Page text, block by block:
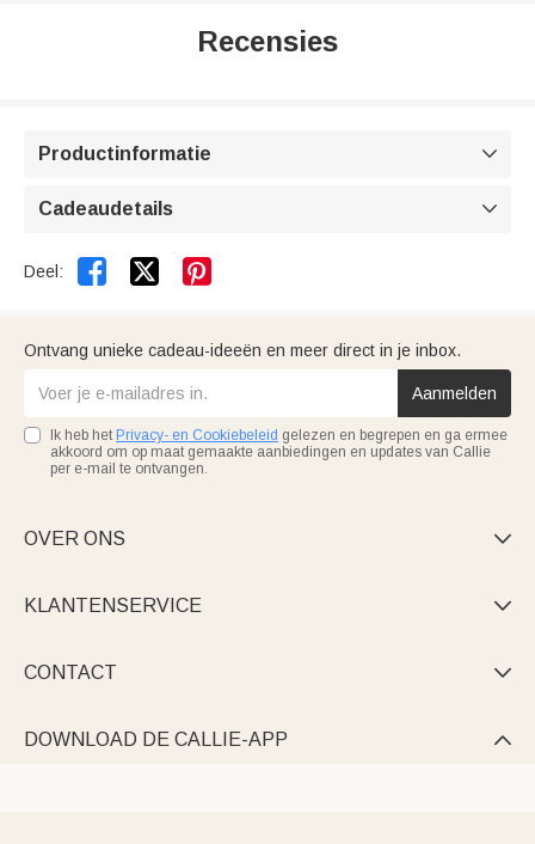
Recensies
Productinformatie 
Cadeaudetails 
Deel:  
Ontvang unieke cadeau-ideeën en meer direct in je inbox.
Aanmelden
Ik heb het Privacy- en Cookiebeleid gelezen en begrepen en ga ermee
akkoord om op maat gemaakte aanbiedingen en updates van Callie
per e-mail te ontvangen.
OVER ONS 
KLANTENSERVICE 
CONTACT 
DOWNLOAD DE CALLIE-APP 